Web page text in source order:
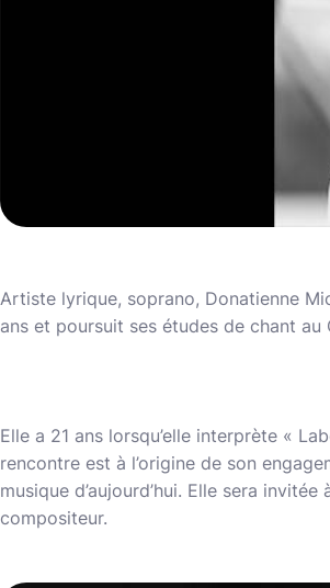
Artiste lyrique, soprano, Donatienne
ans et poursuit ses études de chant au
Elle a 21 ans lorsqu’elle interprète «
rencontre est à l’origine de son
musique d’aujourd’hui. Elle sera
compositeur.